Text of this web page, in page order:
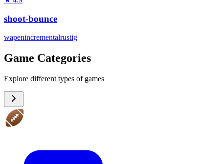
shoot-bounce
wapenincrementalrustig
Game Categories
Explore different types of games